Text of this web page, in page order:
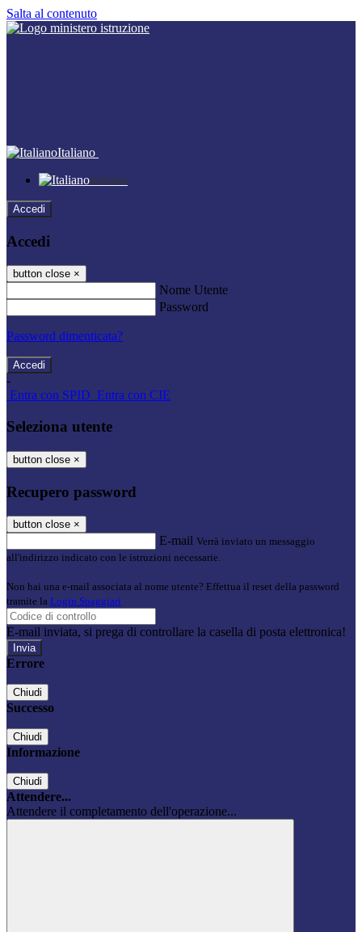
Salta al contenuto
Italiano
Italiano
Accedi
Accedi
button close ×
Nome Utente
Password
Password dimenticata?
-
Entra con SPID Entra con CIE
Seleziona utente
button close ×
Recupero password
button close ×
E-mail Verrà inviato un messaggio
all'indirizzo indicato con le istruzioni necessarie.
Non hai una e-mail associata al nome utente? Effettua il reset della password
tramite la Login Spaggiari
E-mail inviata, si prega di controllare la casella di posta elettronica!
Errore
Chiudi
Successo
Chiudi
Informazione
Chiudi
Attendere...
Attendere il completamento dell'operazione...